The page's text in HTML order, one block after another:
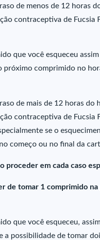
de menos de 12 horas
contraceptiva de Fucsia
que você esqueceu
próximo comprimido no
de mais de 12 horas do
contraceptiva de Fucsia
se o
começo ou no final da
proceder em cada caso
de tomar 1 comprimido
que você esqueceu,
a possibilidade de tomar